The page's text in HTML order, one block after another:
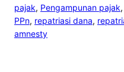
pajak, Pengampunan pajak,
PPn, repatriasi dana,
amnesty